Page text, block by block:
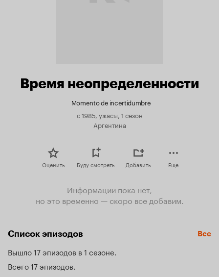
Время неопределенности
Momento de incertidumbre
с 1985, ужасы, 1 сезон
Аргентина
Оценить Буду смотреть Добавить Еще
Информации пока нет,
но это временно — скоро все добавим.
Список эпизодов Все
Вышло 17 эпизодов в 1 сезоне
Всего 17 эпизодов